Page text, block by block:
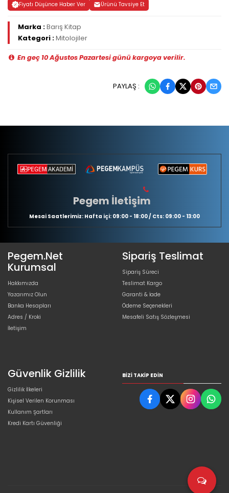
Fiyatı Düşünce Haber Ver Ürünü Tavsiye Et
Marka :Barış Kitap
Kategori :Mitolojiler
En geç 10 Ağustos Pazartesi günü kargoya verilir.
PAYLAŞ :
Pegem İletişim
Mesai Saatlerimiz: Hafta içi: 09:00 - 18:00 / Cts: 09:00 - 13:00
Pegem.Net
Kurumsal
Hakkımızda
Yazarımız Olun
Banka Hesapları
Adres / Kroki
İletişim
Sipariş Teslimat
Sipariş Süreci
Teslimat Kargo
Garanti & İade
Ödeme Seçenekleri
Mesafeli Satış Sözleşmesi
Güvenlik Gizlilik
Gizlilik İlkeleri
Kişisel Verilen Korunması
Kullanım Şartları
Kredi Kartı Güvenliği
BIZI TAKIP EDIN